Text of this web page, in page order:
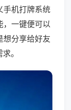
手机打牌系统
，一键便可以
想分享给好友
。